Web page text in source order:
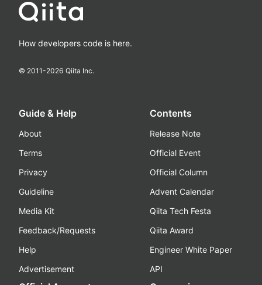
How developers code is here.
© 2011-2026 Qiita Inc.
Guide & Help
About
Terms
Privacy
Guideline
Media Kit
Feedback/Requests
Help
Advertisement
Contents
Release Note
Official Event
Official Column
Advent Calendar
Qiita Tech Festa
Qiita Award
Engineer White Paper
API